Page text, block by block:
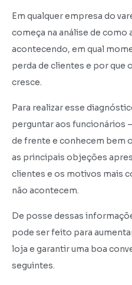
Em qualquer empresa do
começa na análise de como
acontecendo, em qual
perda de clientes e por que
cresce.
Para realizar esse
perguntar aos funcionários
de frente e conhecem bem
as principais objeções
clientes e os motivos mais
não acontecem.
De posse dessas
pode ser feito para
loja e garantir uma boa
seguintes.